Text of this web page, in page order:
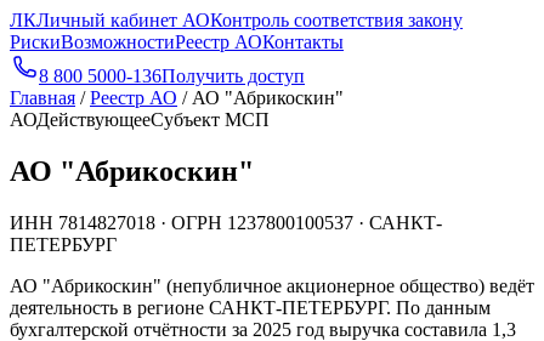
ЛКЛичный кабинет АОКонтроль соответствия закону
РискиВозможностиРеестр АОКонтакты
8 800 5000-136Получить доступ
Главная /Реестр АО / АО "Абрикоскин"
АОДействующееСубъект МСП
АО "Абрикоскин"
ИНН 7814827018 · ОГРН 1237800100537 · САНКТ-
ПЕТЕРБУРГ
АО "Абрикоскин" (непубличное акционерное общество) ведёт
деятельность в регионе САНКТ-ПЕТЕРБУРГ. По данным
бухгалтерской отчётности за 2025 год выручка составила 1,3